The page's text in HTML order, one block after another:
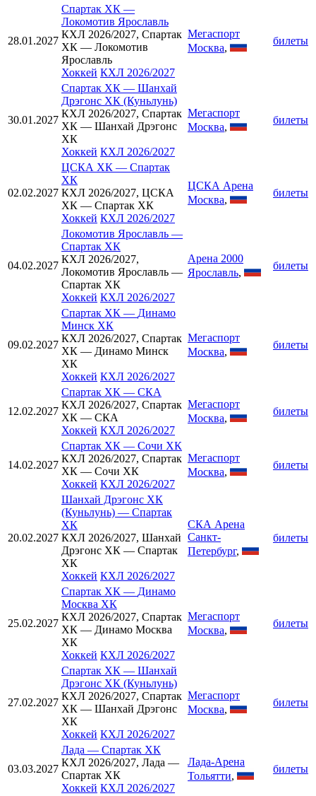
28.01.2027
Спартак ХК —
Локомотив Ярославль
КХЛ 2026/2027, Спартак
ХК — Локомотив
Ярославль
Хоккей КХЛ 2026/2027
Мегаспорт
Москва,
билеты
30.01.2027
Спартак ХК — Шанхай
Дрэгонс ХК (Куньлунь)
КХЛ 2026/2027, Спартак
ХК — Шанхай Дрэгонс
ХК
Хоккей КХЛ 2026/2027
Мегаспорт
Москва,
билеты
02.02.2027
ЦСКА ХК — Спартак
ХК
КХЛ 2026/2027, ЦСКА
ХК — Спартак ХК
Хоккей КХЛ 2026/2027
ЦСКА Арена
Москва,
билеты
04.02.2027
Локомотив Ярославль —
Спартак ХК
КХЛ 2026/2027,
Локомотив Ярославль —
Спартак ХК
Хоккей КХЛ 2026/2027
Арена 2000
Ярославль,
билеты
09.02.2027
Спартак ХК — Динамо
Минск ХК
КХЛ 2026/2027, Спартак
ХК — Динамо Минск
ХК
Хоккей КХЛ 2026/2027
Мегаспорт
Москва,
билеты
12.02.2027
Спартак ХК — СКА
КХЛ 2026/2027, Спартак
ХК — СКА
Хоккей КХЛ 2026/2027
Мегаспорт
Москва,
билеты
14.02.2027
Спартак ХК — Сочи ХК
КХЛ 2026/2027, Спартак
ХК — Сочи ХК
Хоккей КХЛ 2026/2027
Мегаспорт
Москва,
билеты
20.02.2027
Шанхай Дрэгонс ХК
(Куньлунь) — Спартак
ХК
КХЛ 2026/2027, Шанхай
Дрэгонс ХК — Спартак
ХК
Хоккей КХЛ 2026/2027
СКА Арена
Санкт-
Петербург,
билеты
25.02.2027
Спартак ХК — Динамо
Москва ХК
КХЛ 2026/2027, Спартак
ХК — Динамо Москва
ХК
Хоккей КХЛ 2026/2027
Мегаспорт
Москва,
билеты
27.02.2027
Спартак ХК — Шанхай
Дрэгонс ХК (Куньлунь)
КХЛ 2026/2027, Спартак
ХК — Шанхай Дрэгонс
ХК
Хоккей КХЛ 2026/2027
Мегаспорт
Москва,
билеты
03.03.2027
Лада — Спартак ХК
КХЛ 2026/2027, Лада —
Спартак ХК
Хоккей КХЛ 2026/2027
Лада-Арена
Тольятти,
билеты